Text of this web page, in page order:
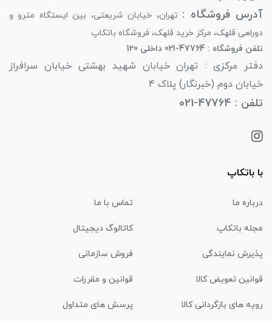
آدرس فروشگاه : تهران، خیابان شریعتی، بین ایستگاه مترو و
دوراهی قلهک، مرکز خرید قلهک، فروشگاه باتکاپ
تلفن فروشگاه : 47764-021 داخلی 120
دفتر مرکزی : تهران خیابان شهید بهشتی خیابان سرافراز
خیابان دوم (خبرنگار) پلاک 4
تلفن : 47764-021
با باتکاپ
درباره ما تماس با ما
مجله باتکاپ کاتالوگ دیجیتال
پذیرش نمایندگی فروش سازمانی
قوانین تعویض کالا قوانین و مقررات
رویه های بازگردانی کالا پرسش های متداول